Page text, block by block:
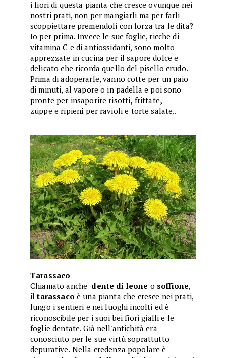
i fiori di questa pianta che cresce ovunque nei
nostri prati, non per mangiarli ma per farli
scoppiettare premendoli con forza tra le dita?
Io per prima. Invece le sue foglie, ricche di
vitamina C e di antiossidanti, sono molto
apprezzate in cucina per il sapore dolce e
delicato che ricorda quello del pisello crudo.
Prima di adoperarle, vanno cotte per un paio
di minuti, al vapore o in padella e poi sono
pronte per insaporire risotti, frittate,
zuppe e ripieniper ravioli e torte salate..
Tarassaco
Chiamato anche dente di leone o soffione,
iltarassaco è una pianta che cresce nei prati,
lungo i sentieri e nei luoghi incolti ed è
riconoscibile per i suoi bei fiori gialli e le
foglie dentate. Già nell'antichità era
conosciuto per le sue virtù soprattutto
depurative. Nella credenza popolare è